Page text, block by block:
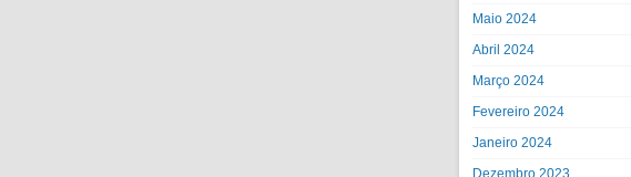
Maio 2024
Abril 2024
Março 2024
Fevereiro 2024
Janeiro 2024
Dezembro 2023